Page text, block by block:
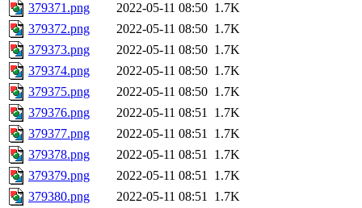
379371.png
2022-05-11 08:50 1.7K
379372.png
2022-05-11 08:50 1.7K
379373.png
2022-05-11 08:50 1.7K
379374.png
2022-05-11 08:50 1.7K
379375.png
2022-05-11 08:50 1.7K
379376.png
2022-05-11 08:51 1.7K
379377.png
2022-05-11 08:51 1.7K
379378.png
2022-05-11 08:51 1.7K
379379.png
2022-05-11 08:51 1.7K
379380.png
2022-05-11 08:51 1.7K